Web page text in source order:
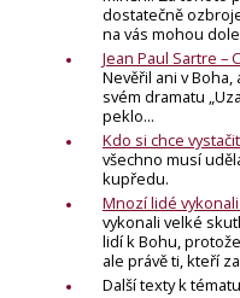
dostatečně
na vás mohou
Jean Paul Sartre –
Nevěřil ani v
svém dramatu
peklo...
Kdo si chce
všechno musí
kupředu.
Mnozí lidé
vykonali velké
lidí k Bohu,
ale právě ti, kteří
Další texty k tématu